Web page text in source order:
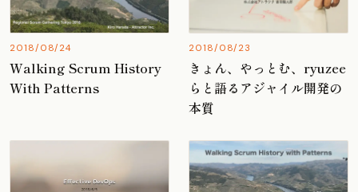
2018/08/24
Walking Scrum History
With Patterns
2018/08/23
きょん、やっとむ、ryuzee
らと語るアジャイル開発の
本質